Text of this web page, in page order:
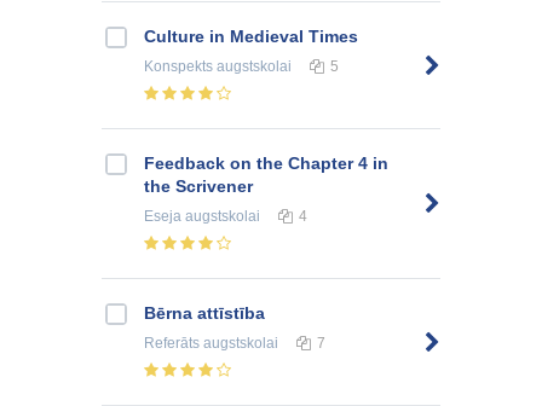
Culture in Medieval Times
Konspekts augstskolai 5
Feedback on the Chapter 4 in
the Scrivener
Eseja augstskolai 4
Bērna attīstība
Referāts augstskolai 7